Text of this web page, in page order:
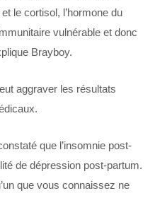
le cortisol, l’hormone du
vulnérable et donc
Brayboy.
aggraver les résultats
que l’insomnie post-
de dépression post-partum.
que vous connaissez ne